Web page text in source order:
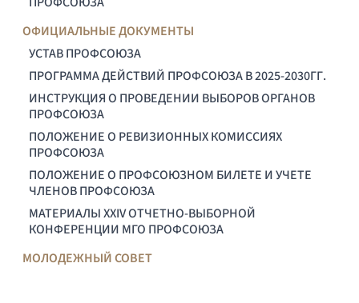
ОФИЦИАЛЬНЫЕ ДОКУМЕНТЫ
УСТАВ ПРОФСОЮЗА
ПРОГРАММА ДЕЙСТВИЙ ПРОФСОЮЗА В 2025-2030ГГ.
ИНСТРУКЦИЯ О ПРОВЕДЕНИИ ВЫБОРОВ ОРГАНОВ
ПРОФСОЮЗА
ПОЛОЖЕНИЕ О РЕВИЗИОННЫХ КОМИССИЯХ
ПРОФСОЮЗА
ПОЛОЖЕНИЕ О ПРОФСОЮЗНОМ БИЛЕТЕ И УЧЕТЕ
ЧЛЕНОВ ПРОФСОЮЗА
МАТЕРИАЛЫ XXIV ОТЧЕТНО-ВЫБОРНОЙ
КОНФЕРЕНЦИИ МГО ПРОФСОЮЗА
МОЛОДЕЖНЫЙ СОВЕТ